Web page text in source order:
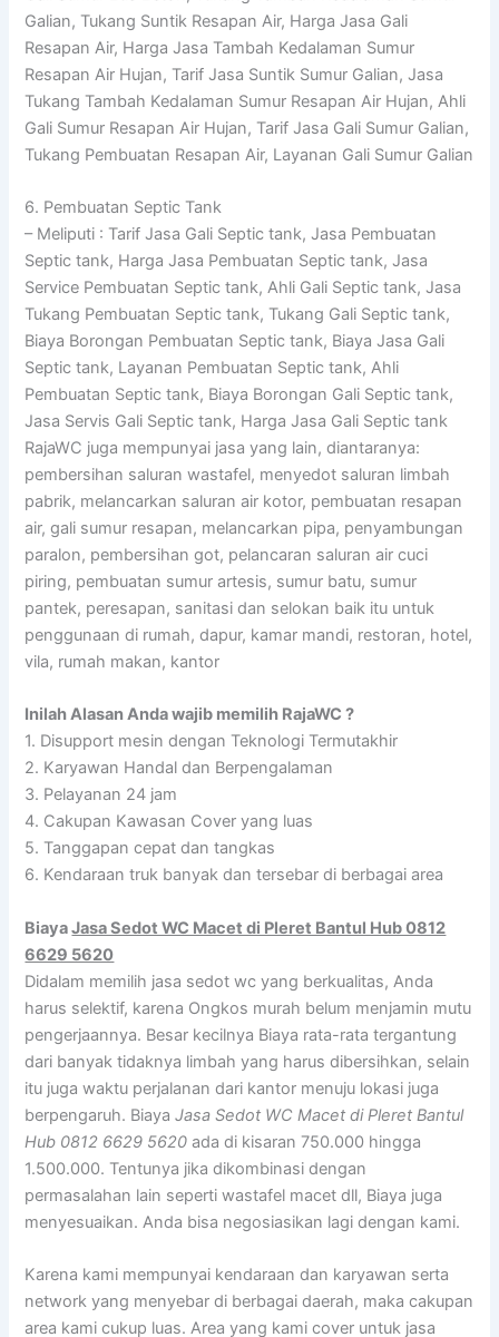
Galian, Tukang Suntik Resapan Air, Harga Jasa Gali
Resapan Air, Harga Jasa Tambah Kedalaman Sumur
Resapan Air Hujan, Tarif Jasa Suntik Sumur Galian, Jasa
Tukang Tambah Kedalaman Sumur Resapan Air Hujan, Ahli
Gali Sumur Resapan Air Hujan, Tarif Jasa Gali Sumur Galian,
Tukang Pembuatan Resapan Air, Layanan Gali Sumur Galian
6. Pembuatan Septic Tank
– Meliputi : Tarif Jasa Gali Septic tank, Jasa Pembuatan
Septic tank, Harga Jasa Pembuatan Septic tank, Jasa
Service Pembuatan Septic tank, Ahli Gali Septic tank, Jasa
Tukang Pembuatan Septic tank, Tukang Gali Septic tank,
Biaya Borongan Pembuatan Septic tank, Biaya Jasa Gali
Septic tank, Layanan Pembuatan Septic tank, Ahli
Pembuatan Septic tank, Biaya Borongan Gali Septic tank,
Jasa Servis Gali Septic tank, Harga Jasa Gali Septic tank
RajaWC juga mempunyai jasa yang lain, diantaranya:
pembersihan saluran wastafel, menyedot saluran limbah
pabrik, melancarkan saluran air kotor, pembuatan resapan
air, gali sumur resapan, melancarkan pipa, penyambungan
paralon, pembersihan got, pelancaran saluran air cuci
piring, pembuatan sumur artesis, sumur batu, sumur
pantek, peresapan, sanitasi dan selokan baik itu untuk
penggunaan di rumah, dapur, kamar mandi, restoran, hotel,
vila, rumah makan, kantor
Inilah Alasan Anda wajib memilih RajaWC ?
1. Disupport mesin dengan Teknologi Termutakhir
2. Karyawan Handal dan Berpengalaman
3. Pelayanan 24 jam
4. Cakupan Kawasan Cover yang luas
5. Tanggapan cepat dan tangkas
6. Kendaraan truk banyak dan tersebar di berbagai area
BiayaJasa Sedot WC Macet di Pleret Bantul Hub 0812
6629 5620
Didalam memilih jasa sedot wc yang berkualitas, Anda
harus selektif, karena Ongkos murah belum menjamin mutu
pengerjaannya. Besar kecilnya Biaya rata-rata tergantung
dari banyak tidaknya limbah yang harus dibersihkan, selain
itu juga waktu perjalanan dari kantor menuju lokasi juga
berpengaruh. BiayaJasa Sedot WC Macet di Pleret Bantul
Hub 0812 6629 5620 ada di kisaran 750.000 hingga
1.500.000. Tentunya jika dikombinasi dengan
permasalahan lain seperti wastafel macet dll, Biaya juga
menyesuaikan. Anda bisa negosiasikan lagi dengan kami.
Karena kami mempunyai kendaraan dan karyawan serta
network yang menyebar di berbagai daerah, maka cakupan
area kami cukup luas. Area yang kami cover untuk jasa